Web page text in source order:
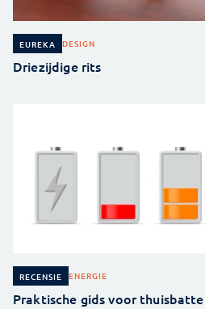
EUREKA DESIGN
Driezijdige rits
RECENSIE ENERGIE
Praktische gids voor